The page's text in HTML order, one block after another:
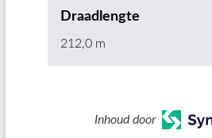
Draadlengte
212,0 m
Inhoud door